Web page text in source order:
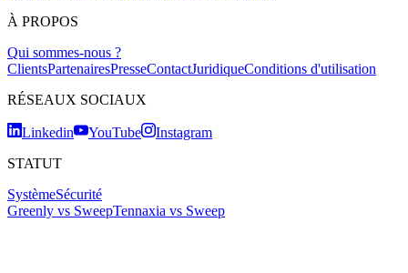
À PROPOS
Qui sommes-nous ?
ClientsPartenairesPresseContactJuridiqueConditions d'utilisation
RÉSEAUX SOCIAUX
Linkedin YouTube
Instagram
STATUT
SystèmeSécurité
Greenly vs SweepTennaxia vs Sweep